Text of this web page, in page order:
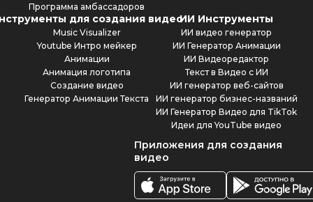
Программа амбассадоров
для создания видео
Music Visualizer
Youtube Интро мейкер
Анимации
Анимация логотипа
Создание видео
Генератор Анимации Текста
ИИ Инструменты
ИИ видео генератор
ИИ Генератор Анимации
ИИ Видеоредактор
Текст в Видео с ИИ
ИИ генератор веб-сайтов
ИИ генератор бизнес-названий
ИИ Генератор Видео для TikTok
Идеи для YouTube видео
Приложения для создания
видео